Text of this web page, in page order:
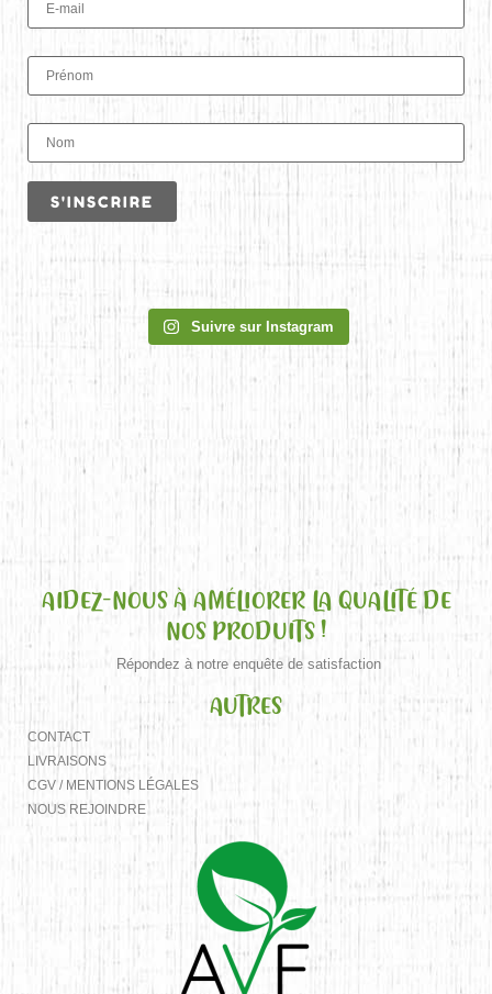
Suivre sur Instagram
AIDEZ-NOUS À AMÉLIORER LA QUALITÉ DE
NOS PRODUITS !
Répondez à notre enquête de satisfaction
AUTRES
CONTACT
LIVRAISONS
CGV / MENTIONS LÉGALES
NOUS REJOINDRE